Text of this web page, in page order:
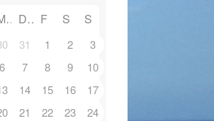
M D F S S
31 1 2
3
6 7 8 9
10
14 15 16
17
21 22 23
24